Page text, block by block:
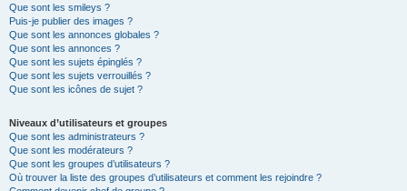
Que sont les smileys ?
Puis-je publier des images ?
Que sont les annonces globales ?
Que sont les annonces ?
Que sont les sujets épinglés ?
Que sont les sujets verrouillés ?
Que sont les icônes de sujet ?
Niveaux d’utilisateurs et groupes
Que sont les administrateurs ?
Que sont les modérateurs ?
Que sont les groupes d’utilisateurs ?
Où trouver la liste des groupes d’utilisateurs et comment les rejoindre ?